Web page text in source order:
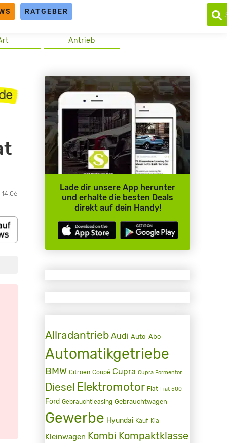
RATGEBER
Antrieb
Lade dir unsere App herunter
und erhalte die besten Deals
direkt auf dein Handy!
Allradantrieb Audi Auto-Abo
Automatikgetriebe
BMW Citroën Coupé Cupra Cupra Formentor
Diesel Elektromotor Fiat Fiat 500
Ford Gebrauchtleasing Gebrauchtwagen
Gewerbe Hyundai Kauf Kia
Kleinwagen Kombi Kompaktklasse